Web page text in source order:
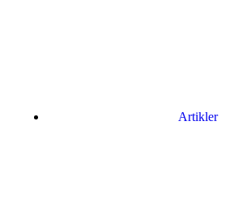
Artikler